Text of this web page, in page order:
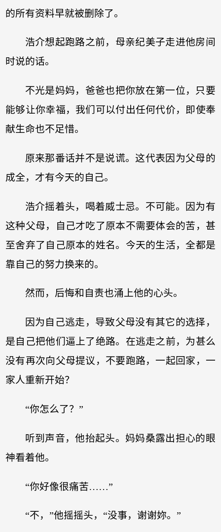
的所有资料早就被删除了。
浩介想起跑路之前，母亲纪美子走进他房间
时说的话。
不光是妈妈，爸爸也把你放在第一位，只要
能够让你幸福，我们可以付出任何代价，即使奉
献生命也不足惜。
原来那番话并不是说谎。这代表因为父母的
成全，才有今天的自己。
浩介摇着头，喝着威士忌。不可能。因为有
这种父母，自己才吃了原本不需要体会的苦，甚
至舍弃了自己原本的姓名。今天的生活，全都是
靠自己的努力换来的。
然而，后悔和自责也涌上他的心头。
因为自己逃走，导致父母没有其它的选择，
是自己把他们逼上了绝路。在逃走之前，为甚么
没有再次向父母提议，不要跑路，一起回家，一
家人重新开始？
“你怎么了？”
听到声音，他抬起头。妈妈桑露出担心的眼
神看着他。
“你好像很痛苦……”
“不，”他摇摇头，“没事，谢谢妳。”